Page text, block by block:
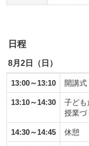
日程
8月2日（日）
13:00～13:10 開講式
13:10～14:30
子ども
授業づ
14:30～14:45 休憩